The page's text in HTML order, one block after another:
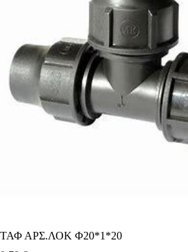
ΤΑΦ ΑΡΣ.ΛΟΚ Φ20*1*20